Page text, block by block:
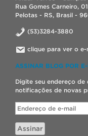
Rua Gomes Carneiro,
Pelotas - RS, Brasil -
(53)3284-3880
clique para ver o e-
ASSINAR BLOG POR
Digite seu endereço de
notificações de novas
Endereço
de
e-
mail
Assinar